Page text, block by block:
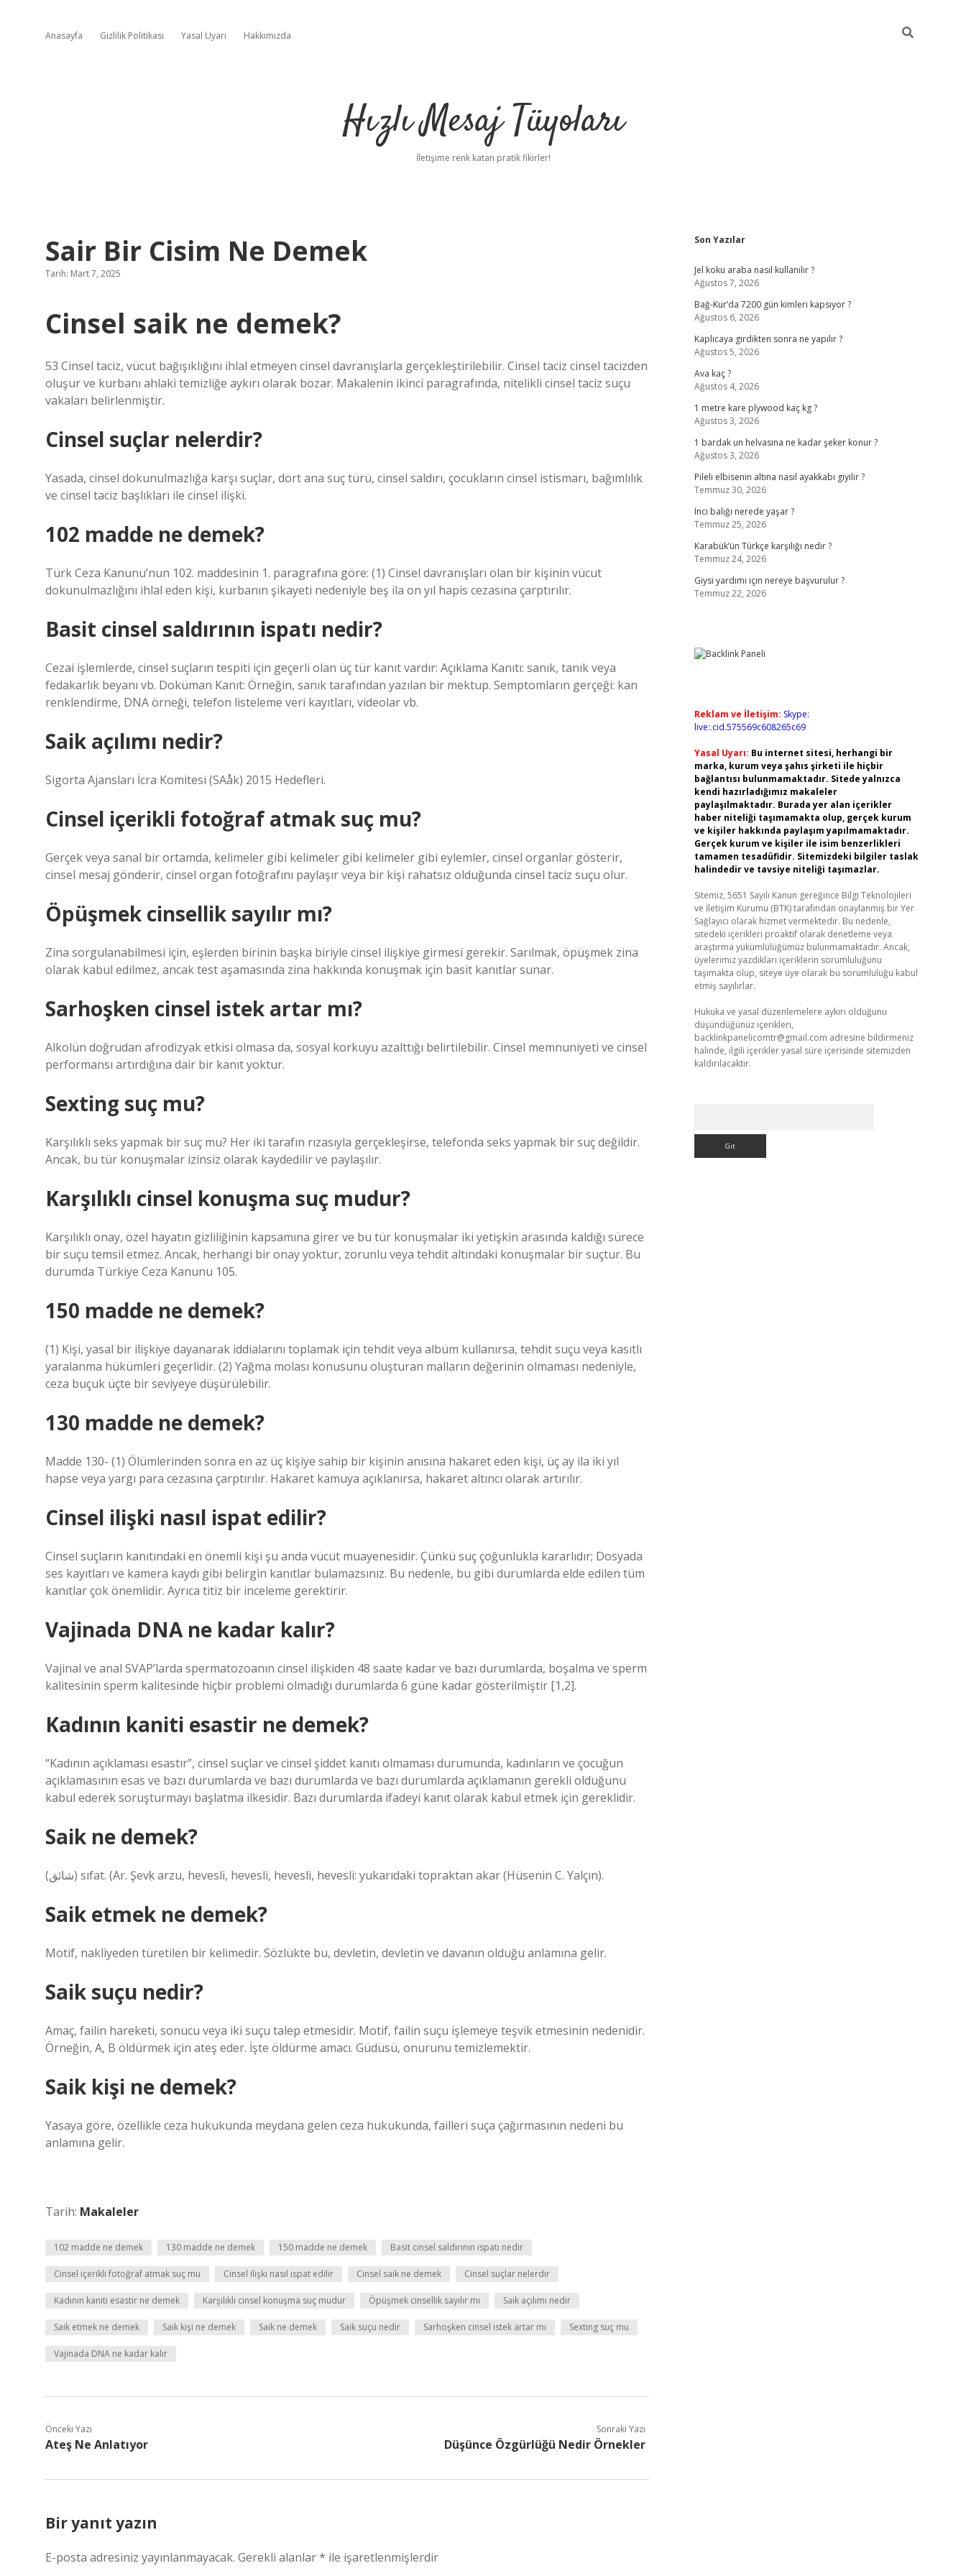
Anasayfa Gizlilik Politikası Yasal Uyarı Hakkımızda
Hızlı Mesaj Tüyoları
İletişime renk katan pratik fikirler!
Sair Bir Cisim Ne Demek
Tarih: Mart 7, 2025
Cinsel saik ne demek?
53 Cinsel taciz, vücut bağışıklığını ihlal etmeyen cinsel davranışlarla gerçekleştirilebilir. Cinsel taciz cinsel tacizden
oluşur ve kurbanı ahlaki temizliğe aykırı olarak bozar. Makalenin ikinci paragrafında, nitelikli cinsel taciz suçu
vakaları belirlenmiştir.
Cinsel suçlar nelerdir?
Yasada, cinsel dokunulmazlığa karşı suçlar, dört ana suç türü, cinsel saldırı, çocukların cinsel istismarı, bağımlılık
ve cinsel taciz başlıkları ile cinsel ilişki.
102 madde ne demek?
Türk Ceza Kanunu’nun 102. maddesinin 1. paragrafına göre: (1) Cinsel davranışları olan bir kişinin vücut
dokunulmazlığını ihlal eden kişi, kurbanın şikayeti nedeniyle beş ila on yıl hapis cezasına çarptırılır.
Basit cinsel saldırının ispatı nedir?
Cezai işlemlerde, cinsel suçların tespiti için geçerli olan üç tür kanıt vardır: Açıklama Kanıtı: sanık, tanık veya
fedakarlık beyanı vb. Doküman Kanıt: Örneğin, sanık tarafından yazılan bir mektup. Semptomların gerçeği: kan
renklendirme, DNA örneği, telefon listeleme veri kayıtları, videolar vb.
Saik açılımı nedir?
Sigorta Ajansları İcra Komitesi (SAåk) 2015 Hedefleri.
Cinsel içerikli fotoğraf atmak suç mu?
Gerçek veya sanal bir ortamda, kelimeler gibi kelimeler gibi kelimeler gibi eylemler, cinsel organlar gösterir,
cinsel mesaj gönderir, cinsel organ fotoğrafını paylaşır veya bir kişi rahatsız olduğunda cinsel taciz suçu olur.
Öpüşmek cinsellik sayılır mı?
Zina sorgulanabilmesi için, eşlerden birinin başka biriyle cinsel ilişkiye girmesi gerekir. Sarılmak, öpüşmek zina
olarak kabul edilmez, ancak test aşamasında zina hakkında konuşmak için basit kanıtlar sunar.
Sarhoşken cinsel istek artar mı?
Alkolün doğrudan afrodizyak etkisi olmasa da, sosyal korkuyu azalttığı belirtilebilir. Cinsel memnuniyeti ve cinsel
performansı artırdığına dair bir kanıt yoktur.
Sexting suç mu?
Karşılıklı seks yapmak bir suç mu? Her iki tarafın rızasıyla gerçekleşirse, telefonda seks yapmak bir suç değildir.
Ancak, bu tür konuşmalar izinsiz olarak kaydedilir ve paylaşılır.
Karşılıklı cinsel konuşma suç mudur?
Karşılıklı onay, özel hayatın gizliliğinin kapsamına girer ve bu tür konuşmalar iki yetişkin arasında kaldığı sürece
bir suçu temsil etmez. Ancak, herhangi bir onay yoktur, zorunlu veya tehdit altındaki konuşmalar bir suçtur. Bu
durumda Türkiye Ceza Kanunu 105.
150 madde ne demek?
(1) Kişi, yasal bir ilişkiye dayanarak iddialarını toplamak için tehdit veya albüm kullanırsa, tehdit suçu veya kasıtlı
yaralanma hükümleri geçerlidir. (2) Yağma molası konusunu oluşturan malların değerinin olmaması nedeniyle,
ceza buçuk üçte bir seviyeye düşürülebilir.
130 madde ne demek?
Madde 130- (1) Ölümlerinden sonra en az üç kişiye sahip bir kişinin anısına hakaret eden kişi, üç ay ila iki yıl
hapse veya yargı para cezasına çarptırılır. Hakaret kamuya açıklanırsa, hakaret altıncı olarak artırılır.
Cinsel ilişki nasıl ispat edilir?
Cinsel suçların kanıtındaki en önemli kişi şu anda vücut muayenesidir. Çünkü suç çoğunlukla kararlıdır; Dosyada
ses kayıtları ve kamera kaydı gibi belirgin kanıtlar bulamazsınız. Bu nedenle, bu gibi durumlarda elde edilen tüm
kanıtlar çok önemlidir. Ayrıca titiz bir inceleme gerektirir.
Vajinada DNA ne kadar kalır?
Vajinal ve anal SVAP’larda spermatozoanın cinsel ilişkiden 48 saate kadar ve bazı durumlarda, boşalma ve sperm
kalitesinin sperm kalitesinde hiçbir problemi olmadığı durumlarda 6 güne kadar gösterilmiştir [1,2].
Kadının kaniti esastir ne demek?
“Kadının açıklaması esastır”, cinsel suçlar ve cinsel şiddet kanıtı olmaması durumunda, kadınların ve çocuğun
açıklamasının esas ve bazı durumlarda ve bazı durumlarda ve bazı durumlarda açıklamanın gerekli olduğunu
kabul ederek soruşturmayı başlatma ilkesidir. Bazı durumlarda ifadeyi kanıt olarak kabul etmek için gereklidir.
Saik ne demek?
(ﺷﺎﺋﻖ) sıfat. (Ar. Şevḳ arzu, hevesli, hevesli, hevesli, hevesli: yukarıdaki topraktan akar (Hüsenin C. Yalçın).
Saik etmek ne demek?
Motif, nakliyeden türetilen bir kelimedir. Sözlükte bu, devletin, devletin ve davanın olduğu anlamına gelir.
Saik suçu nedir?
Amaç, failin hareketi, sonucu veya iki suçu talep etmesidir. Motif, failin suçu işlemeye teşvik etmesinin nedenidir.
Örneğin, A, B öldürmek için ateş eder. İşte öldürme amacı. Güdüsü, onurunu temizlemektir.
Saik kişi ne demek?
Yasaya göre, özellikle ceza hukukunda meydana gelen ceza hukukunda, failleri suça çağırmasının nedeni bu
anlamına gelir.
Tarih: Makaleler
102 madde ne demek 130 madde ne demek 150 madde ne demek Basit cinsel saldırının ispatı nedir
Cinsel içerikli fotoğraf atmak suç mu Cinsel ilişki nasıl ispat edilir Cinsel saik ne demek Cinsel suçlar nelerdir
Kadının kaniti esastir ne demek Karşılıklı cinsel konuşma suç mudur Öpüşmek cinsellik sayılır mı Saik açılımı nedir
Saik etmek ne demek Saik kişi ne demek Saik ne demek Saik suçu nedir Sarhoşken cinsel istek artar mı Sexting suç mu
Vajinada DNA ne kadar kalır
Önceki Yazı
Ateş Ne Anlatıyor
Sonraki Yazı
Düşünce Özgürlüğü Nedir Örnekler
Bir yanıt yazın
E-posta adresiniz yayınlanmayacak. Gerekli alanlar* ile işaretlenmişlerdir
Sidebar
Son Yazılar
Jel koku araba nasıl kullanılır ?
Ağustos 7, 2026
Bağ-Kur’da 7200 gün kimleri kapsıyor ?
Ağustos 6, 2026
Kaplicaya girdikten sonra ne yapılır ?
Ağustos 5, 2026
Ava kaç ?
Ağustos 4, 2026
1 metre kare plywood kaç kg ?
Ağustos 3, 2026
1 bardak un helvasına ne kadar şeker konur ?
Ağustos 3, 2026
Pileli elbisenin altına nasıl ayakkabı giyilir ?
Temmuz 30, 2026
Inci balığı nerede yaşar ?
Temmuz 25, 2026
Karabük’ün Türkçe karşılığı nedir ?
Temmuz 24, 2026
Giysi yardımı için nereye başvurulur ?
Temmuz 22, 2026
Reklam ve İletişim: Skype:
live:.cid.575569c608265c69
Yasal Uyarı: Bu internet sitesi, herhangi bir
marka, kurum veya şahıs şirketi ile hiçbir
bağlantısı bulunmamaktadır. Sitede yalnızca
kendi hazırladığımız makaleler
paylaşılmaktadır. Burada yer alan içerikler
haber niteliği taşımamakta olup, gerçek kurum
ve kişiler hakkında paylaşım yapılmamaktadır.
Gerçek kurum ve kişiler ile isim benzerlikleri
tamamen tesadüfidir. Sitemizdeki bilgiler taslak
halindedir ve tavsiye niteliği taşımazlar.
Sitemiz, 5651 Sayılı Kanun gereğince Bilgi Teknolojileri
ve İletişim Kurumu (BTK) tarafından onaylanmış bir Yer
Sağlayıcı olarak hizmet vermektedir. Bu nedenle,
sitedeki içerikleri proaktif olarak denetleme veya
araştırma yükümlülüğümüz bulunmamaktadır. Ancak,
üyelerimiz yazdıkları içeriklerin sorumluluğunu
taşımakta olup, siteye üye olarak bu sorumluluğu kabul
etmiş sayılırlar.
Hukuka ve yasal düzenlemelere aykırı olduğunu
düşündüğünüz içerikleri,
backlinkpanelicomtr@gmail.com adresine bildirmeniz
halinde, ilgili içerikler yasal süre içerisinde sitemizden
kaldırılacaktır.